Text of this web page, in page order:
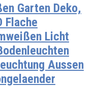
Garten Deko,
Flache
Licht
Aussen